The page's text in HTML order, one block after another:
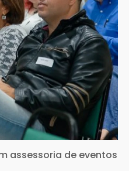
assessoria de eventos